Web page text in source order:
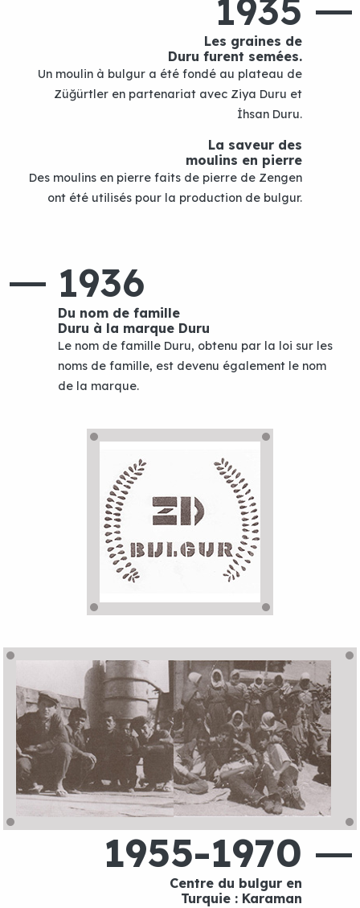
1935
Les graines de
Duru furent semées.
Un moulin à bulgur a été fondé au plateau de
Züğürtler en partenariat avec Ziya Duru et
İhsan Duru.
La saveur des
moulins en pierre
Des moulins en pierre faits de pierre de Zengen
ont été utilisés pour la production de bulgur.
1936
Du nom de famille
Duru à la marque Duru
Le nom de famille Duru, obtenu par la loi sur les
noms de famille, est devenu également le nom
de la marque.
1955-1970
Centre du bulgur en
Turquie : Karaman